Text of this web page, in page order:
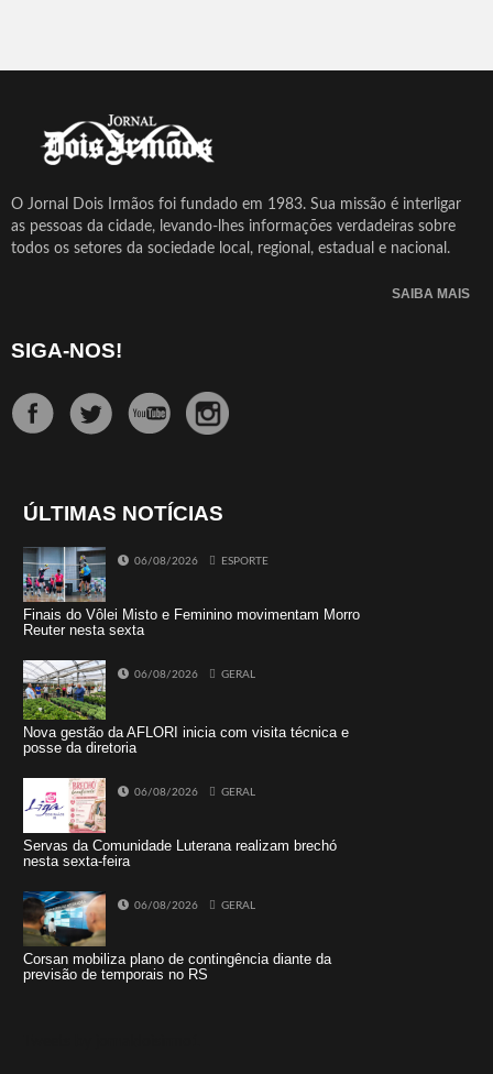
O Jornal Dois Irmãos foi fundado em 1983. Sua missão é interligar
as pessoas da cidade, levando-lhes informações verdadeiras sobre
todos os setores da sociedade local, regional, estadual e nacional.
SAIBA MAIS
SIGA-NOS!
ÚLTIMAS NOTÍCIAS
06/08/2026 ESPORTE
Finais do Vôlei Misto e Feminino movimentam Morro
Reuter nesta sexta
06/08/2026 GERAL
Nova gestão da AFLORI inicia com visita técnica e
posse da diretoria
06/08/2026 GERAL
Servas da Comunidade Luterana realizam brechó
nesta sexta-feira
06/08/2026 GERAL
Corsan mobiliza plano de contingência diante da
previsão de temporais no RS